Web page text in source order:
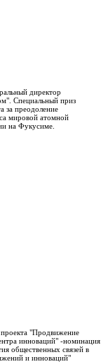
директор
Специальный приз
за преодоление
мировой атомной
на Фукусиме.
"Продвижение
инноваций" -номинация
общественных связей в
и инноваций"